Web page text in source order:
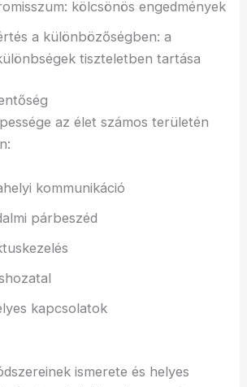
kölcsönös engedmények
a különbözőségben: a
tiszteletben tartása
az élet számos területén
kommunikáció
párbeszéd
kapcsolatok
ismerete és helyes